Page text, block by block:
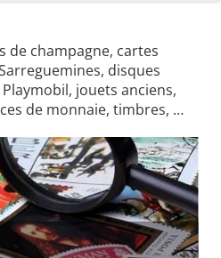
de champagne, cartes
disques
jouets anciens,
de monnaie, timbres, …